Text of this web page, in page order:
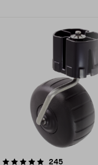
245
4.5 av 5 stjerner